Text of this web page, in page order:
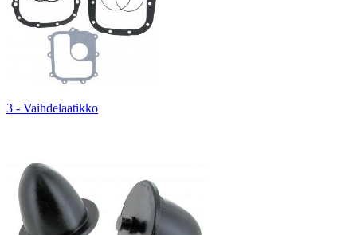
3 - Vaihdelaatikko